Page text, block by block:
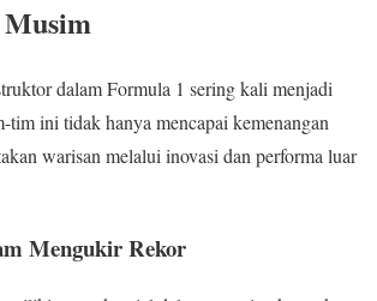
dalam Formula 1 sering kali menjadi
tim ini tidak hanya mencapai kemenangan
warisan melalui inovasi dan performa luar
Mengukir Rekor